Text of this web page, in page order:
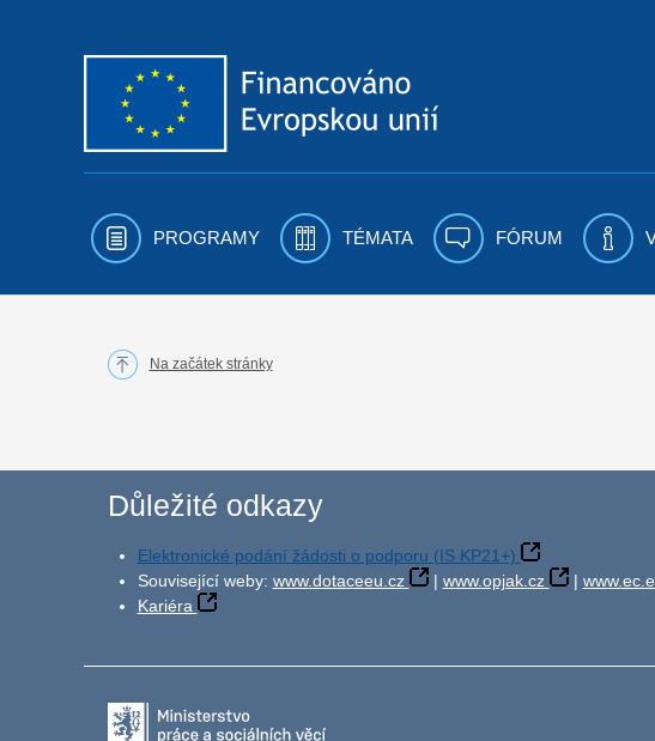
PROGRAMY TÉMATA FÓRUM
Na začátek stránky
Důležité odkazy
Elektronické podání žádosti o podporu (IS KP21+)
Související weby: www.dotaceeu.cz | www.opjak.cz |
Kariéra